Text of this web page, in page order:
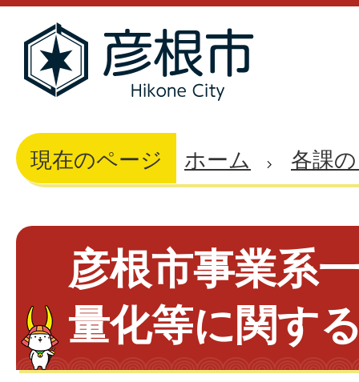
現在のページ ホーム 各課
彦根市事業系
量化等に関す